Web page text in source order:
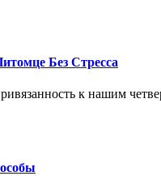
Без Стресса
к нашим